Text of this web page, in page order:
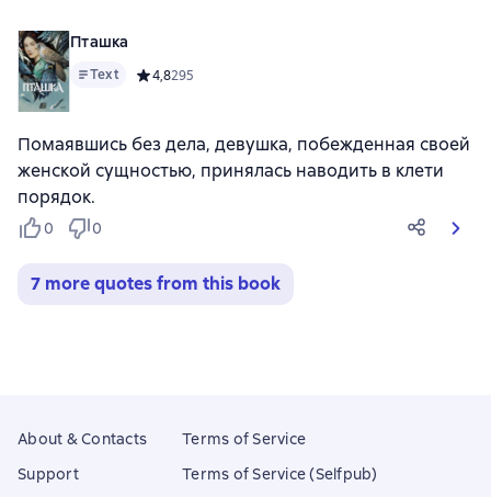
Пташка
Text Средний рейтинг 4,8 на основе 295 оценок
4,8295
Помаявшись без дела, девушка, побежденная своей
женской сущностью, принялась наводить в клети
порядок.
0 0
7 more quotes from this book
About & Contacts
Support
Terms of Service
Terms of Service (Selfpub)